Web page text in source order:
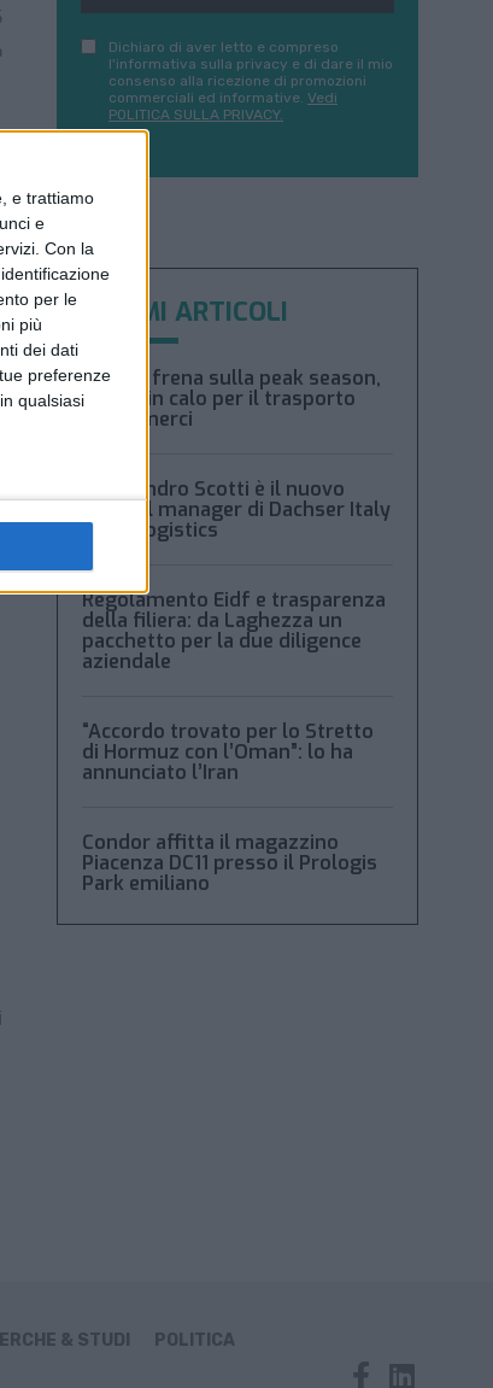
e trattiamo
e
Con la
per le
più
dei dati
preferenze
qualsiasi
Dichiaro di aver letto e compreso
l'informativa sulla privacy e di dare il mio
consenso alla ricezione di promozioni
commerciali ed informative. Vedi
POLITICA SULLA PRIVACY.
ULTIMI ARTICOLI
Xeneta frena sulla peak season,
tariffe in calo per il trasporto
aereo merci
Alessandro Scotti è il nuovo
general manager di Dachser Italy
Food Logistics
Regolamento Eidf e trasparenza
della filiera: da Laghezza un
pacchetto per la due diligence
aziendale
“Accordo trovato per lo Stretto
di Hormuz con l’Oman”: lo ha
annunciato l’Iran
Condor affitta il magazzino
Piacenza DC11 presso il Prologis
Park emiliano
& STUDI
POLITICA